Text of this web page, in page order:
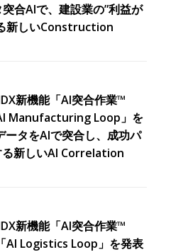
合AIで、建設業の”利益が
新しいConstruction
新機能「AI突合作業™
Manufacturing Loop」を
ータをAIで突合し、成功パ
る新しいAI Correlation
新機能「AI突合作業™
AI Logistics Loop」を発表